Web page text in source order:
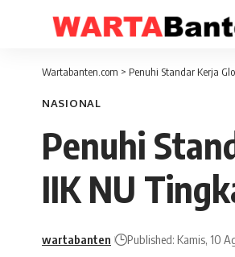
Wartabanten.com > Penuhi Standar Kerja
NASIONAL
Penuhi
IIK NU
wartabanten Published: Kamis, 10